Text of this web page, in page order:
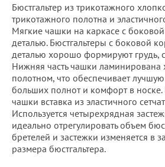
Бюстгальтер из трикотажного
трикотажного полотна и
Мягкие чашки на каркасе с
деталью. Бюстгальтеры с боковой
деталью хорошо формируют грудь,
Нижняя часть чашки ламинирована
полотном, что обеспечивает
больших полнот и комфорт в носке.
чашки вставка из эластичного
Используется четырехрядная
идеально отрегулировать объем
бретелей и застежки изменяется в
размера бюстгальтера.